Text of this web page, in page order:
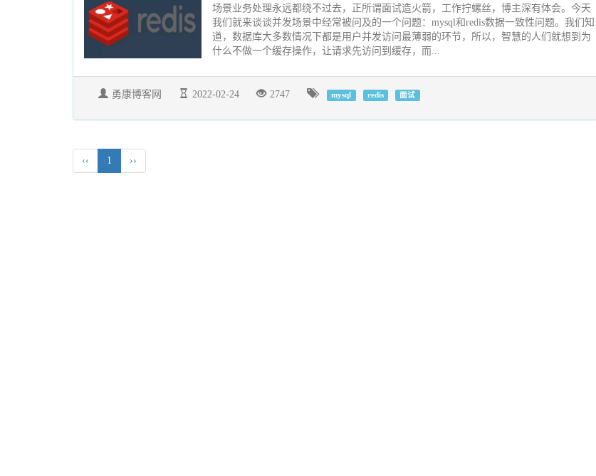
场景业务处理永远都绕不过去，正所谓面试造火箭，工作拧螺丝，博主深有体会。今天
我们就来谈谈并发场景中经常被问及的一个问题：mysql和redis数据一致性问题。我们知
道，数据库大多数情况下都是用户并发访问最薄弱的环节，所以，智慧的人们就想到为
什么不做一个缓存操作，让请求先访问到缓存，而...
勇康博客网 2022-02-24 2747 mysql redis 面试
‹‹ 1 ››